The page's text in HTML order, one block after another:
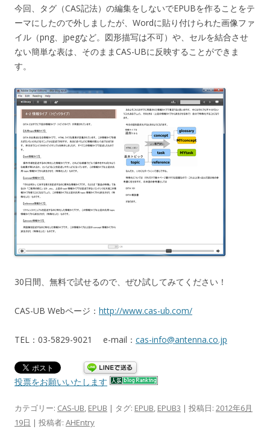
今回、タグ（CAS記法）の編集をしないでEPUBを作ることをテ
ーマにしたので外しましたが、Wordに貼り付けられた画像ファ
イル（png、jpegなど。図形描写は不可）や、セルを結合させ
ない簡単な表は、そのままCAS-UBに反映することができま
す。
30日間、無料で試せるので、ぜひ試してみてください！
CAS-UB Webページ： http://www.cas-ub.com/
TEL：03-5829-9021 e-mail： cas-info@antenna.co.jp
投票をお願いいたします
カテゴリー: CAS-UB, EPUB | タグ: EPUB, EPUB3 | 投稿日: 2012年6月
19日 | 投稿者: AHEntry